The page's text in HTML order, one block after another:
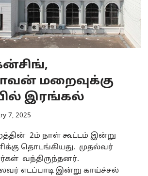
மறைவுக்கு
இரங்கல்
7, 2025
2ம் நாள் கூட்டம் இன்று
தொடங்கியது. முதல்வர்
வந்திருந்தனர்.
எடப்பாடி இன்று காய்ச்சல்